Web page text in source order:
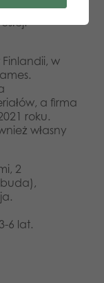
w
a firma
roku.
własny
2
6 lat.